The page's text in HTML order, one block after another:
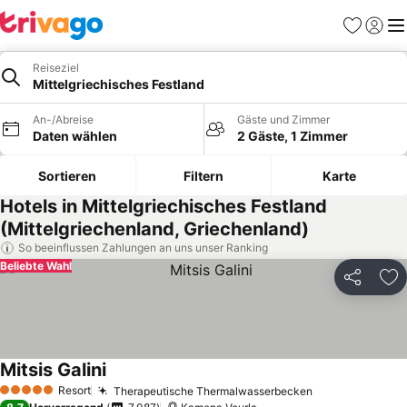
Favoriten
Reiseziel
Mittelgriechisches Festland
An-/Abreise
Daten wählen
Gäste und Zimmer
2 Gäste, 1 Zimmer
Sortieren Filtern Karte
Hotels in Mittelgriechisches Festland
(Mittelgriechenland, Griechenland)
So beeinflussen Zahlungen an uns unser Ranking
Teilen
Beliebte Wahl
5 Sterne Resort Therapeutische Thermalwasserbecken
Mitsis Galini